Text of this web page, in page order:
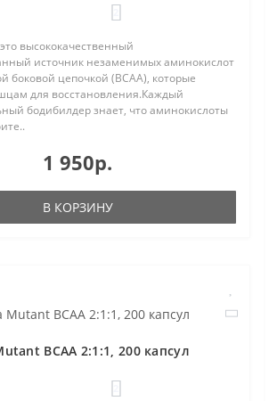
высококачественный
источник незаменимых аминокислот
боковой цепочкой (ВСАА), которые
для восстановления.Каждый
бодибилдер знает, что аминокислоты
1 950р.
В КОРЗИНУ
BCAA 2:1:1, 200 капсул